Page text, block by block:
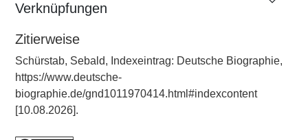
Verknüpfungen
Zitierweise
Schürstab, Sebald, Indexeintrag: Deutsche Biographie,
https://www.deutsche-
biographie.de/gnd1011970414.html#indexcontent
[10.08.2026].